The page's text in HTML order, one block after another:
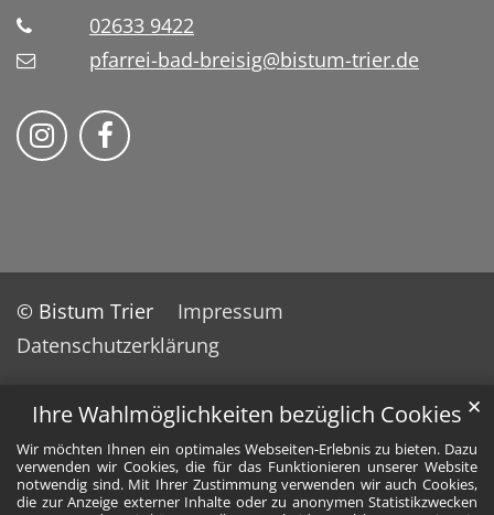
Ihre Wahlmöglichkeiten bezüglich Cookies
Wir möchten Ihnen ein optimales Webseiten-Erlebnis zu bieten. Dazu
verwenden wir Cookies, die für das Funktionieren unserer Website
notwendig sind. Mit Ihrer Zustimmung verwenden wir auch Cookies,
die zur Anzeige externer Inhalte oder zu anonymen Statistikzwecken
✕
02633 9422
pfarrei-bad-breisig@bistum-trier.de
Folge uns auf Instragram
Folge uns auf Facebook
© Bistum Trier
Impressum
Datenschutzerklärung